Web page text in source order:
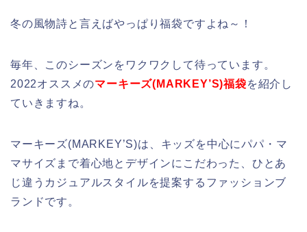
冬の風物詩と言えばやっぱり福袋ですよね～！
毎年、このシーズンをワクワクして待っています。
2022オススメのマーキーズ(MARKEY’S)福袋を紹介し
ていきますね。
マーキーズ(MARKEY’S)は、キッズを中心にパパ・マ
マサイズまで着心地とデザインにこだわった、ひとあ
じ違うカジュアルスタイルを提案するファッションブ
ランドです。